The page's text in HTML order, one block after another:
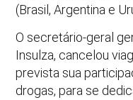
(Brasil, Argentina e
O secretário-geral
Insulza, cancelou
prevista sua
drogas, para se